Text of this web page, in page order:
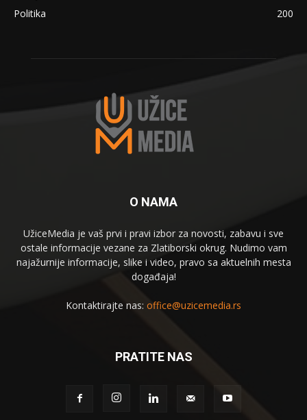
Politika
200
O NAMA
UžiceMedia je vaš prvi i pravi izbor za novosti, zabavu i sve
ostale informacije vezane za Zlatiborski okrug. Nudimo vam
najažurnije informacije, slike i video, pravo sa aktuelnih mesta
događaja!
Kontaktirajte nas: office@uzicemedia.rs
PRATITE NAS